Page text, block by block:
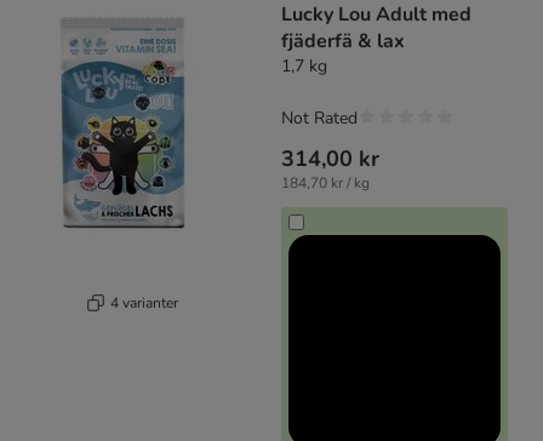
4 varianter
Lucky Lou Adult med
fjäderfä & lax
1,7 kg
314,00 kr
184,70 kr / kg
Not Rated